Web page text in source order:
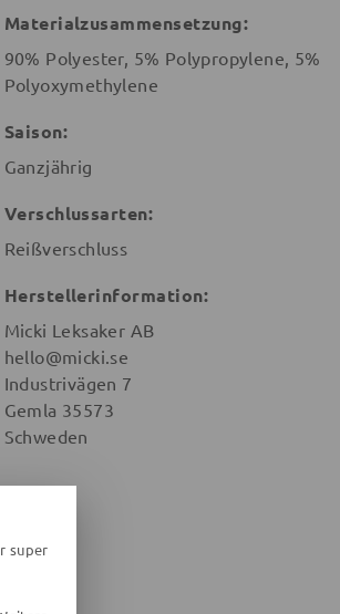
Materialzusammensetzung:
90% Polyester, 5% Polypropylene, 5%
Polyoxymethylene
Saison:
Ganzjährig
Verschlussarten:
Reißverschluss
Herstellerinformation:
Micki Leksaker AB
hello@micki.se
Industrivägen 7
Gemla 35573
Schweden
super